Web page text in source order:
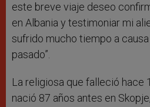
este breve viaje deseo
en Albania y testimoniar mi
sufrido mucho tiempo a
pasado”.
La religiosa que falleció hace
nació 87 años antes en